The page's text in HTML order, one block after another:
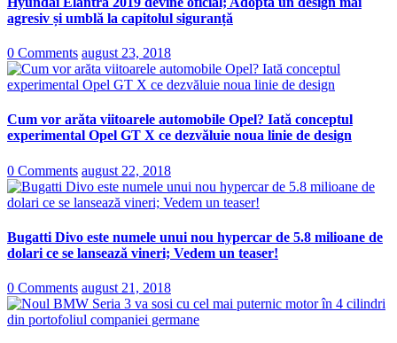
agresiv și umblă la capitolul siguranță
0 Comments august 23, 2018
Cum vor arăta viitoarele automobile Opel? Iată conceptul
experimental Opel GT X ce dezvăluie noua linie de design
0 Comments august 22, 2018
Bugatti Divo este numele unui nou hypercar de 5.8 milioane de
dolari ce se lansează vineri; Vedem un teaser!
0 Comments august 21, 2018